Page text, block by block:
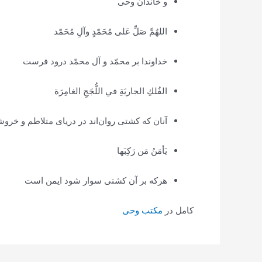
اللهُمَّ صَلِّ عَلى مُحَمّدٍ وآلِ مُحَمّد
خداوندا بر محمّد و آل محمّد درود فرست
الفُلكِ الجاريَةِ في اللُّجَجِ الغامِرَة
آنان که کشتی روان‌اند در دریای متلاطم و
يَأمَنُ مَن رَكِبَها
هرکه بر آن کشتی سوار شود ایمن است
کامل در مکتب وحی